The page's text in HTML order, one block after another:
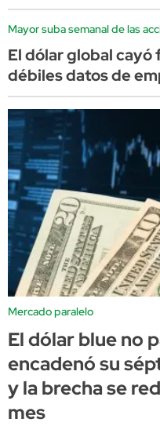
Mayor suba semanal de las
El dólar global cayó
débiles datos de
Mercado paralelo
El dólar blue no
encadenó su
y la brecha se
mes